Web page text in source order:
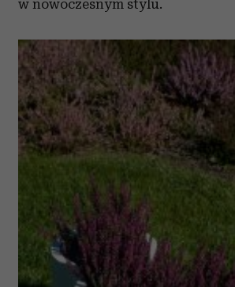
korzystania z ich usług.
w nowoczesnym stylu.